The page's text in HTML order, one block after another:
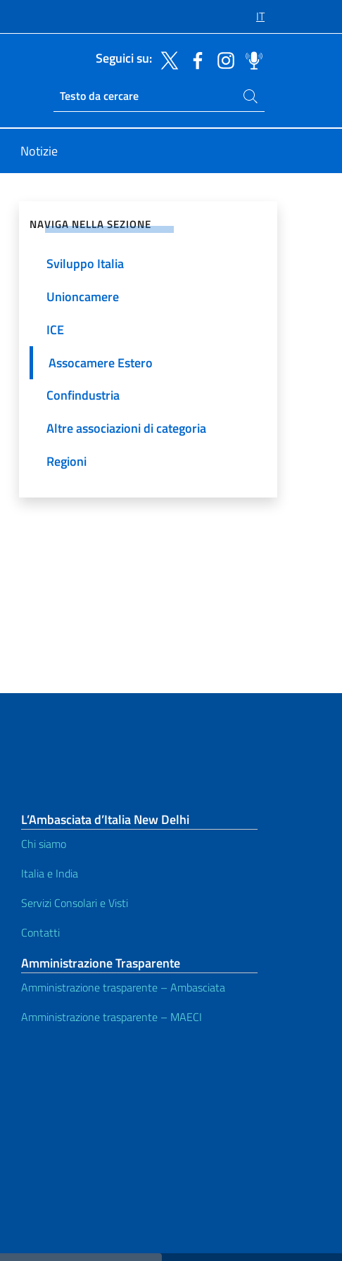
IT
Seguici su:
Ricerca sito live
Cerca nel sito
Notizie
NAVIGA NELLA SEZIONE
Sviluppo Italia
Unioncamere
ICE
Assocamere Estero
Confindustria
Altre associazioni di categoria
Regioni
L’Ambasciata d’Italia New Delhi
Chi siamo
Italia e India
Servizi Consolari e Visti
Contatti
Amministrazione Trasparente
Amministrazione trasparente – Ambasciata
Amministrazione trasparente – MAECI